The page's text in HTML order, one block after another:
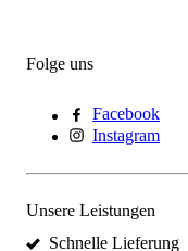
Folge uns
Facebook
Instagram
Unsere Leistungen
Schnelle Lieferung